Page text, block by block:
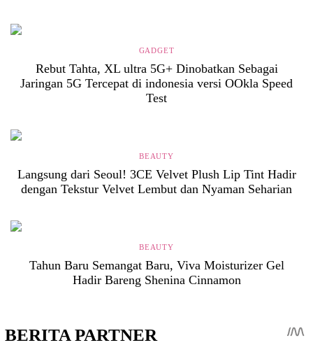
GADGET
Rebut Tahta, XL ultra 5G+ Dinobatkan Sebagai
Jaringan 5G Tercepat di indonesia versi OOkla Speed
Test
BEAUTY
Langsung dari Seoul! 3CE Velvet Plush Lip Tint Hadir
dengan Tekstur Velvet Lembut dan Nyaman Seharian
BEAUTY
Tahun Baru Semangat Baru, Viva Moisturizer Gel
Hadir Bareng Shenina Cinnamon